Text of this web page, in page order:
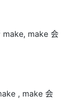
make, make 会
, make 会